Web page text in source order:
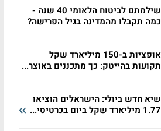
שילמתם לביטוח הלאומי 40 שנה -
כמה תקבלו מהמדינה בגיל הפרישה?
אופציות ב-150 מיליארד שקל
תקועות בהייטק: כך מתכננים באוצר...
שיא חדש ביולי: הישראלים הוציאו
1.77 מיליארד שקל ביום בכרטיסי...